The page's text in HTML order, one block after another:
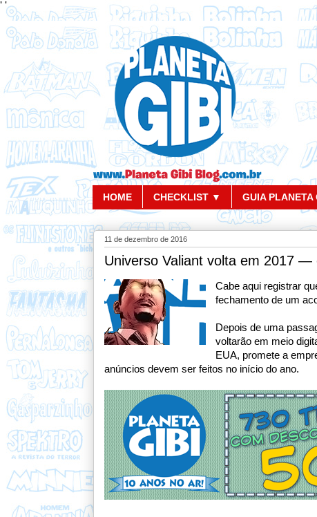
' '
HOME CHECKLIST ▼ GUIA
11 de dezembro de 2016
Universo Valiant volta em 2017 —
Cabe aqui registrar
fechamento de um
Depois de uma
voltarão em meio
EUA, promete a
anúncios devem ser feitos no início do ano.